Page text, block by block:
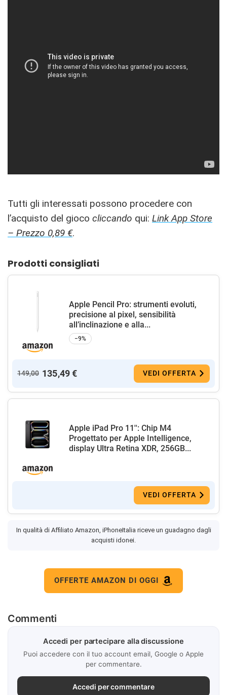
Tutti gli interessati possono procedere con
l’acquisto del gioco cliccando qui: Link App Store
– Prezzo 0,89 €.
Prodotti consigliati
Apple Pencil Pro: strumenti evoluti,
precisione al pixel, sensibilità
all’inclinazione e alla...
−9%
149,00 135,49 € VEDI OFFERTA
Apple iPad Pro 11'': Chip M4
Progettato per Apple Intelligence,
display Ultra Retina XDR, 256GB...
VEDI OFFERTA
In qualità di Affiliato Amazon, iPhoneItalia riceve un guadagno dagli
acquisti idonei.
OFFERTE AMAZON DI OGGI
Commenti
Accedi per partecipare alla discussione
Puoi accedere con il tuo account email, Google o Apple
per commentare.
Accedi per commentare